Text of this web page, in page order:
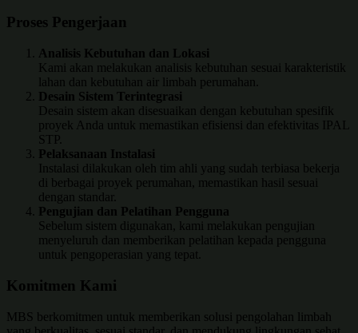
Proses Pengerjaan
Analisis Kebutuhan dan Lokasi
Kami akan melakukan analisis kebutuhan sesuai karakteristik
lahan dan kebutuhan air limbah perumahan.
Desain Sistem Terintegrasi
Desain sistem akan disesuaikan dengan kebutuhan spesifik
proyek Anda untuk memastikan efisiensi dan efektivitas IPAL
STP.
Pelaksanaan Instalasi
Instalasi dilakukan oleh tim ahli yang sudah terbiasa bekerja
di berbagai proyek perumahan, memastikan hasil sesuai
dengan standar.
Pengujian dan Pelatihan Pengguna
Sebelum sistem digunakan, kami melakukan pengujian
menyeluruh dan memberikan pelatihan kepada pengguna
untuk pengoperasian yang tepat.
Komitmen Kami
MBS berkomitmen untuk memberikan solusi pengolahan limbah